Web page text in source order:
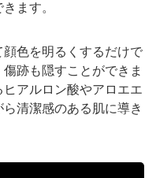
ます。
色を明るくするだけで
跡も隠すことができま
アルロン酸やアロエエ
清潔感のある肌に導き